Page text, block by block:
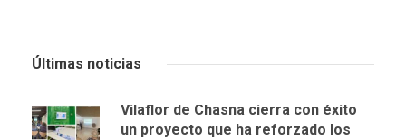
Últimas noticias
Vilaflor de Chasna cierra con éxito
un proyecto que ha reforzado los